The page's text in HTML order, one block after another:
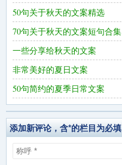
50句关于秋天的文案精选
70句关于秋天的文案短句合集
一些分享给秋天的文案
非常美好的夏日文案
50句简约的夏季日常文案
添加新评论，含*的栏目为必填